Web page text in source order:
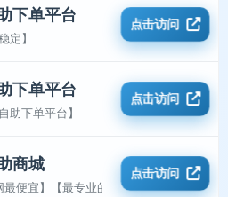
下单平台
定】
点击访问
下单平台
助下单平台】
点击访问
商城
最便宜】【最专业的平台】
点击访问